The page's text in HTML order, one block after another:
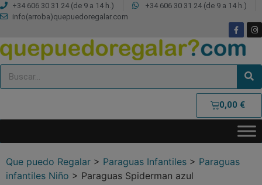
+34 606 30 31 24 (de 9 a 14 h.)
+34 606 30 31 24 (de 9 a 14 h.)
info(arroba)quepuedoregalar.com
0,00 €
Que puedo Regalar > Paraguas Infantiles > Paraguas
infantiles Niño > Paraguas Spiderman azul